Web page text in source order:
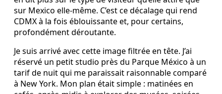
sur Mexico elle-même. C’est ce décalage qui rend
CDMX à la fois éblouissante et, pour certains,
profondément déroutante.
Je suis arrivé avec cette image filtrée en tête. J’ai
réservé un petit studio près du Parque México à un
tarif de nuit qui me paraissait raisonnable comparé
à New York. Mon plan était simple : matinées en